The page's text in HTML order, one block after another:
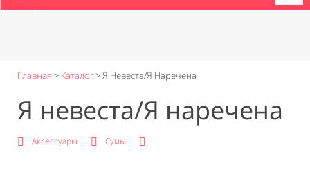
NAVIGATION
Главная > Каталог>Я Невеста/Я Наречена
Я невеста/Я наречена
Аксессуары Сумы